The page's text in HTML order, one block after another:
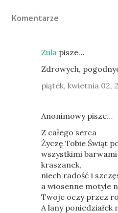
Komentarze
Zula pisze…
Zdrowych,
piątek, kwietnia 02,
Anonimowy pisze…
Z całego serca
Życzę Tobie Świąt
wszystkimi
kraszanek,
niech radość i
a wiosenne motyle
Twoje oczy przez
A lany poniedziałek